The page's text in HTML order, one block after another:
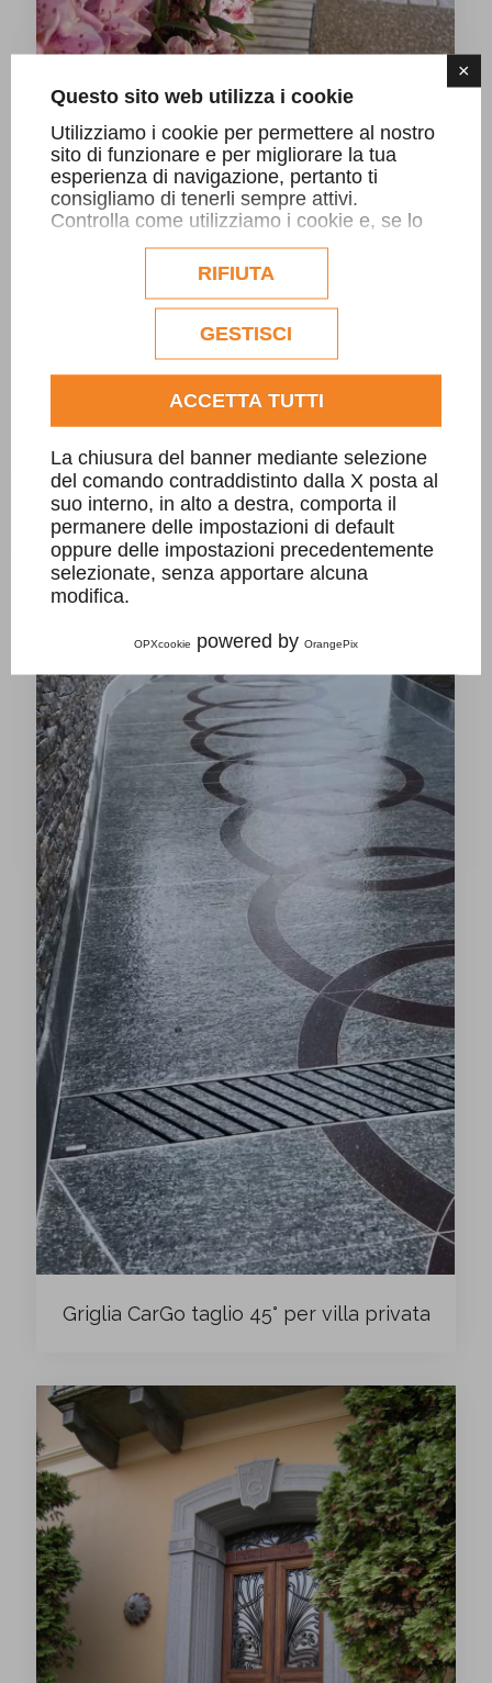
×
Questo sito web utilizza i cookie
Utilizziamo i cookie per permettere al nostro
sito di funzionare e per migliorare la tua
esperienza di navigazione, pertanto ti
consigliamo di tenerli sempre attivi.
Controlla come utilizziamo i cookie e, se lo
desideri, personalizzane la configurazione.
Eventuali cookie di profilazione o
commerciali verranno utilizzati
esclusivamente previa acquisizione del
consenso dell'utente.
Consulta l'informativa cookie completa.
RIFIUTA
GESTISCI
ACCETTA TUTTI
La chiusura del banner mediante selezione
del comando contraddistinto dalla X posta al
suo interno, in alto a destra, comporta il
permanere delle impostazioni di default
oppure delle impostazioni precedentemente
selezionate, senza apportare alcuna
modifica.
OPXcookie powered by OrangePix
Griglia in pietra CarGo carrabile per villa
privata
Griglia CarGo taglio 45° per villa privata